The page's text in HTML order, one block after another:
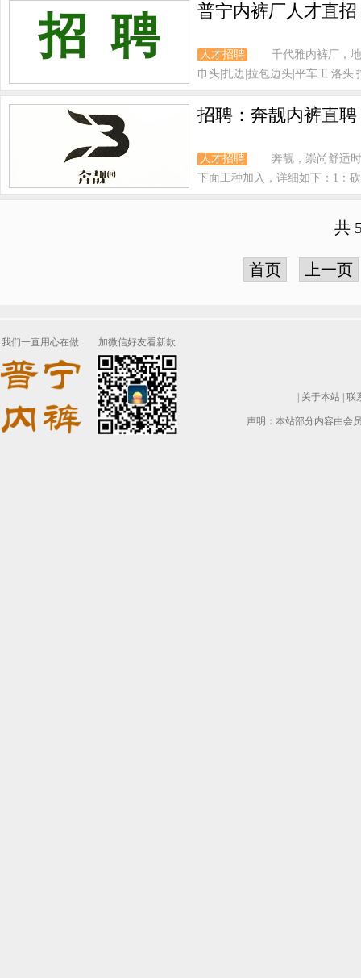
招 聘 普宁内裤厂人才直
人才招聘
千代雅内裤厂，
巾头|扎边|拉包边头|平车工|洛头
招聘：奔靓内裤直
人才招聘
奔靓，崇尚舒适
下面工种加入，详细如下：1：
共
首页 上一页
关于本站 联
声明：本站部分内容由会
我们一直用心在做 加微信好友看新款